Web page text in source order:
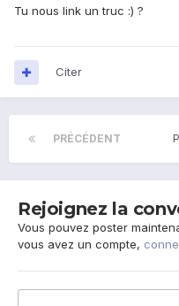
Tu nous link un truc :) ?
Citer
PRÉCÉDENT
Rejoignez la
Vous pouvez poster
vous avez un compte,